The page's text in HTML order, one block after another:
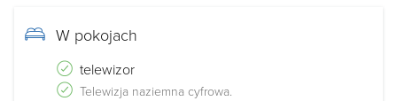
W pokojach
telewizor
Telewizja naziemna cyfrowa.